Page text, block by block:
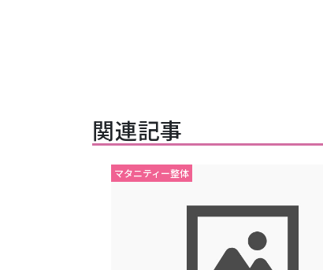
関連記事
マタニティー整体